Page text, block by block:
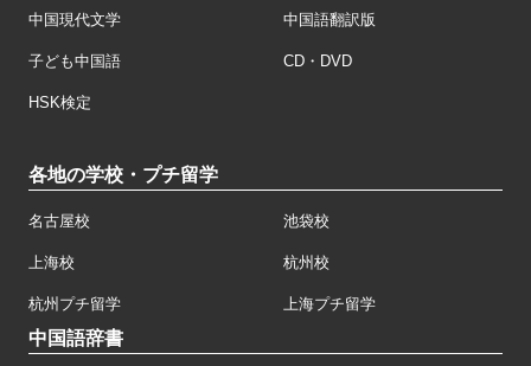
中国現代文学 中国語翻訳版
子ども中国語 CD・DVD
HSK検定
各地の学校・プチ留学
名古屋校 池袋校
上海校 杭州校
杭州プチ留学 上海プチ留学
中国語辞書